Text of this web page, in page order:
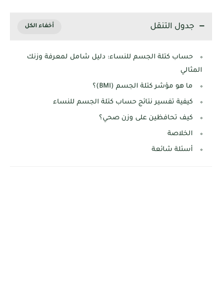
جدول التنقل
حساب كتلة الجسم للنساء: دليل شامل لمعرفة وزنك
المثالي
ما هو مؤشر كتلة الجسم (BMI)؟
كيفية تفسير نتائج حساب كتلة الجسم للنساء
كيف تحافظين على وزن صحي؟
الخلاصة
أسئلة شائعة